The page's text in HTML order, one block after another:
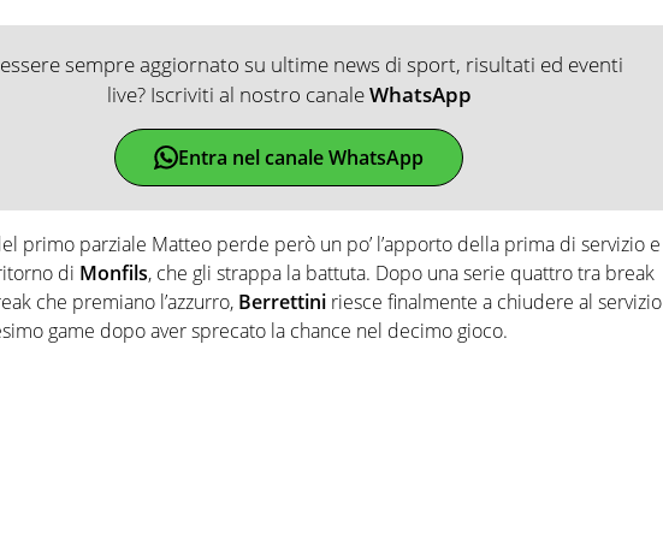
sempre aggiornato su ultime news di sport, risultati ed eventi
live? Iscriviti al nostro canaleWhatsApp
Entra nel canale WhatsApp
primo parziale Matteo perde però un po’ l’apporto della prima di servizio e
di Monfils, che gli strappa la battuta. Dopo una serie quattro tra break
che premiano l’azzurro, Berrettini riesce finalmente a chiudere al servizio
game dopo aver sprecato la chance nel decimo gioco.